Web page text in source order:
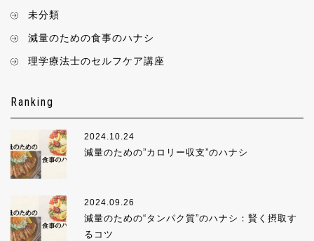
未分類
減量のための食事のハナシ
理学療法士のセルフケア講座
Ranking
2024.10.24
減量のための”カロリー収支”のハナシ
2024.09.26
減量のための“タンパク質”のハナシ：賢く摂取す
るコツ